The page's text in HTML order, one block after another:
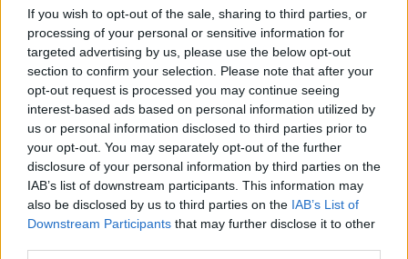
If you wish to opt-out of the sale, sharing to third parties, or
processing of your personal or sensitive information for
targeted advertising by us, please use the below opt-out
section to confirm your selection. Please note that after your
opt-out request is processed you may continue seeing
interest-based ads based on personal information utilized by
us or personal information disclosed to third parties prior to
your opt-out. You may separately opt-out of the further
disclosure of your personal information by third parties on the
IAB’s list of downstream participants. This information may
also be disclosed by us to third parties on the IAB’s List of
Downstream Participants that may further disclose it to other
Με δήλωσή μου δεσμεύτηκα ότι όσο κι αν
προκληθώ δεν υπάρχει περίπτωση να εμφανιστώ
σε τηλεοπτική εκπομπή είτε αυτοπροσώπως, είτε
τηλεφωνικώς και εφόσον θίγονται τα συμφέροντα